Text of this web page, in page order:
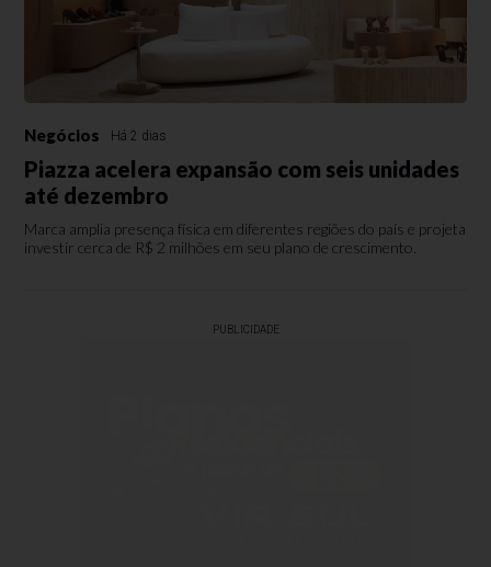
Negócios Há 2 dias
Piazza acelera expansão com seis unidades
até dezembro
Marca amplia presença física em diferentes regiões do país e projeta
investir cerca de R$ 2 milhões em seu plano de crescimento.
PUBLICIDADE